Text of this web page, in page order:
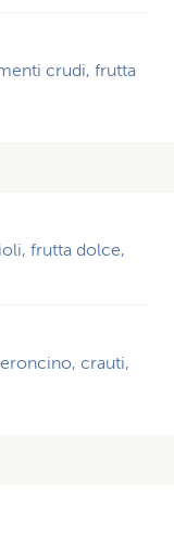
crudi, frutta
frutta dolce,
crauti,